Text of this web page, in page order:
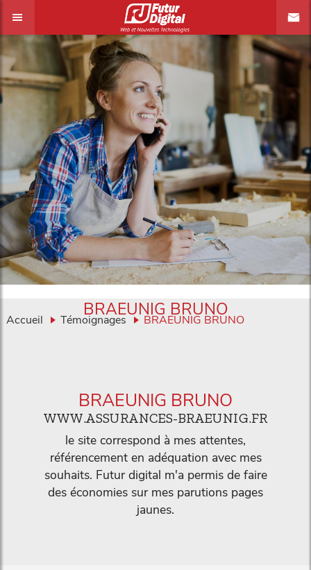
Accueil Témoignages BRAEUNIG BRUNO
BRAEUNIG BRUNO
BRAEUNIG BRUNO
WWW.ASSURANCES-BRAEUNIG.FR
le site correspond à mes attentes,
référencement en adéquation avec mes
souhaits. Futur digital m'a permis de faire
des économies sur mes parutions pages
jaunes.